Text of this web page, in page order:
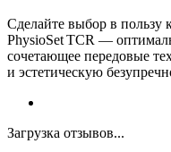
Сделайте выбор в пользу
PhysioSet TCR —
сочетающее передовые
и эстетическую
Загрузка отзывов...